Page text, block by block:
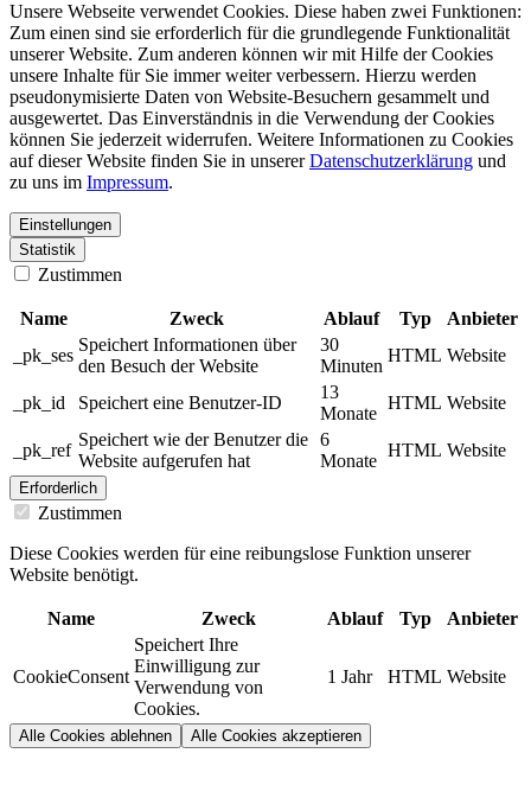
Unsere Webseite verwendet Cookies. Diese haben zwei Funktionen:
Zum einen sind sie erforderlich für die grundlegende Funktionalität
unserer Website. Zum anderen können wir mit Hilfe der Cookies
unsere Inhalte für Sie immer weiter verbessern. Hierzu werden
pseudonymisierte Daten von Website-Besuchern gesammelt und
ausgewertet. Das Einverständnis in die Verwendung der Cookies
können Sie jederzeit widerrufen. Weitere Informationen zu Cookies
auf dieser Website finden Sie in unsererDatenschutzerklärung und
zu uns im Impressum.
Einstellungen
Statistik
Zustimmen
Name Zweck Ablauf Typ
Anbieter
_pk_ses
Speichert Informationen über
den Besuch der Website
30
Minuten
HTML Website
_pk_id Speichert eine Benutzer-ID
13
Monate
HTML Website
_pk_ref
Speichert wie der Benutzer die
Website aufgerufen hat
6
Monate
HTML Website
Erforderlich
Zustimmen
Diese Cookies werden für eine reibungslose Funktion unserer
Website benötigt.
Name Zweck Ablauf Typ Anbieter
CookieConsent
Speichert Ihre
Einwilligung zur
Verwendung von
Cookies.
1 Jahr HTML Website
Alle Cookies ablehnen Alle Cookies akzeptieren